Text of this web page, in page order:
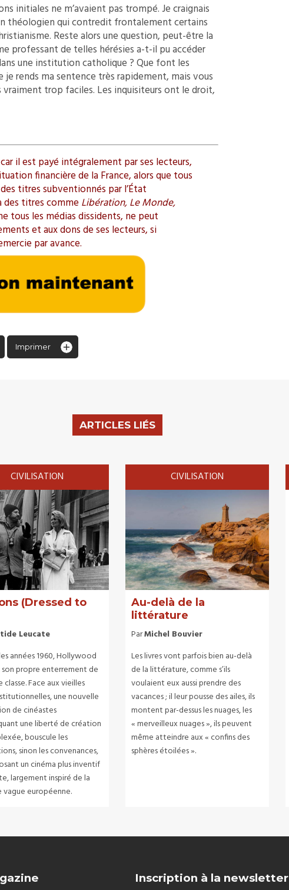
initiales ne m’avaient pas trompé. Je craignais
théologien qui contredit frontalement certains
Reste alors une question, peut-être la
professant de telles hérésies a-t-il pu accéder
une institution catholique ? Que font les
rends ma sentence très rapidement, mais vous
vraiment trop faciles. Les inquisiteurs ont le droit,
il est payé intégralement par ses lecteurs,
financière de la France, alors que tous
titres subventionnés par l’État
des titres comme Libération, Le Monde,
tous les médias dissidents, ne peut
et aux dons de ses lecteurs, si
par avance.
Imprimer
ARTICLES LIÉS
CIVILISATION
(Dressed to
Leucate
années 1960, Hollywood
son propre enterrement de
classe. Face aux vieilles
une nouvelle
de cinéastes
une liberté de création
bouscule les
sinon les convenances,
un cinéma plus inventif
largement inspiré de la
vague européenne.
CIVILISATION
Au-delà de la
littérature
ParMichel Bouvier
Les livres vont parfois bien au-delà
de la littérature, comme s’ils
voulaient eux aussi prendre des
vacances ; il leur pousse des ailes, ils
montent par-dessus les nuages, les
« merveilleux nuages », ils peuvent
même atteindre aux « confins des
sphères étoilées ».
Inscription à la newsletter